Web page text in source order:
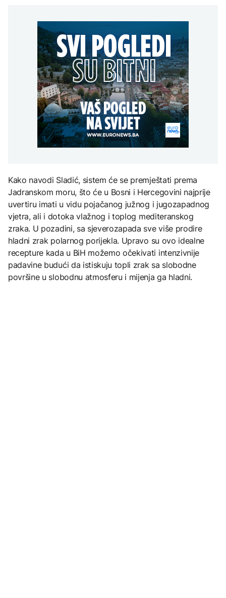
medicinska pomoć
Protest u RMU Zenica:
Rudari u teškom stanju,
dvojici ukazana Hitna
medicinska pomoć
Europol: U Srbiji i
krijumčari koji su
prebacivali migrante iz
Sirije
AKTUELNO
Plovidba Hormuškim
moreuzom neće biti
naplaćivana do
konačnog sporazuma s
Iranom
KULTURA
Rat i pijesak prijete
drevnim piramidama
Meroe u Sudanu
ZANIMLJIVOSTI
Rihanna radi na novom
Kako navodi Sladić, sistem će se premještati prema
Jadranskom moru, što će u Bosni i Hercegovini najprije
uvertiru imati u vidu pojačanog južnog i jugozapadnog
vjetra, ali i dotoka vlažnog i toplog mediteranskog
zraka. U pozadini, sa sjeverozapada sve više prodire
hladni zrak polarnog porijekla. Upravo su ovo idealne
recepture kada u BiH možemo očekivati intenzivnije
padavine budući da istiskuju topli zrak sa slobodne
površine u slobodnu atmosferu i mijenja ga hladni.